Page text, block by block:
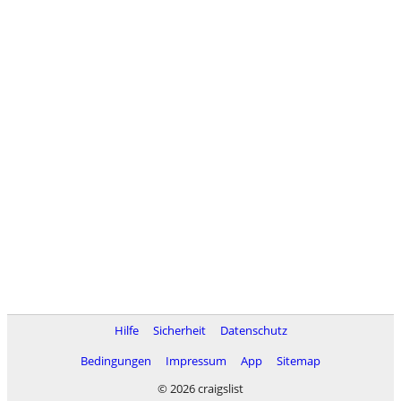
Hilfe Sicherheit
Datenschutz
Bedingungen
Impressum App
Sitemap
© 2026 craigslist